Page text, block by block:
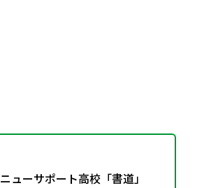
ニューサポート高校「書道」